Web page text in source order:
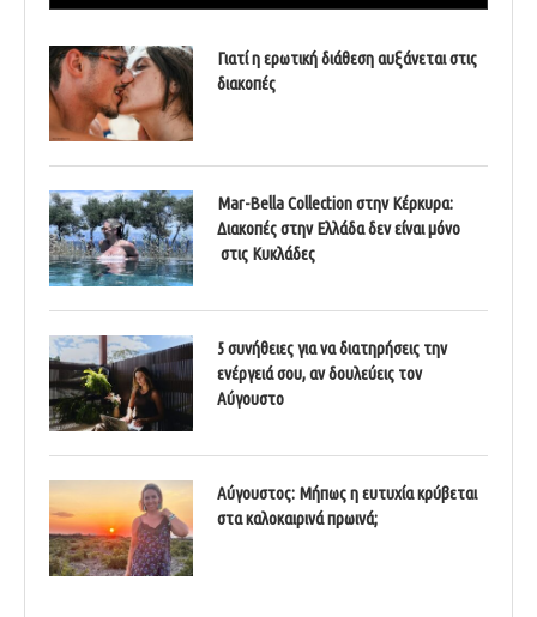
Γιατί η ερωτική διάθεση αυξάνεται στις
διακοπές
Mar-Bella Collection στην Κέρκυρα:
Διακοπές στην Ελλάδα δεν είναι μόνο
στις Κυκλάδες
5 συνήθειες για να διατηρήσεις την
ενέργειά σου, αν δουλεύεις τον
Αύγουστο
Αύγουστος: Μήπως η ευτυχία κρύβεται
στα καλοκαιρινά πρωινά;